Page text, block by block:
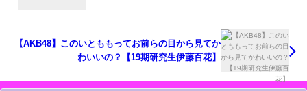
【AKB48】このいとももってお前らの目から見てか
わいいの？【19期研究生伊藤百花】